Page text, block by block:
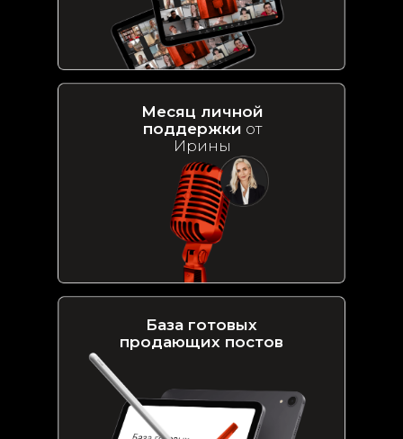
Месяц личной
поддержки от
Ирины
База готовых
продающих постов